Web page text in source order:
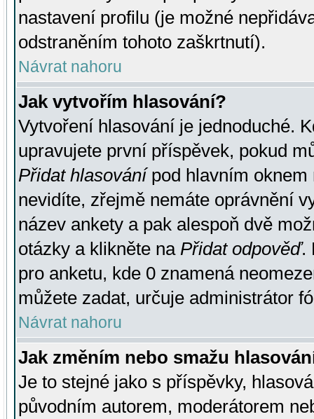
nastavení profilu (je možné
odstraněním tohoto zaškrtnutí).
Návrat nahoru
Jak vytvořím hlasování?
Vytvoření hlasování je jednoduché.
upravujete první příspěvek, pokud
Přidat hlasovánípod hlavním oknem
nevidíte, zřejmě nemáte oprávnění
název ankety a pak alespoň dvě
otázky a klikněte na Přidat odpověď.
pro anketu, kde 0 znamená
můžete zadat, určuje administrátor
Návrat nahoru
Jak změním nebo smažu
Je to stejné jako s příspěvky,
původním autorem, moderátorem